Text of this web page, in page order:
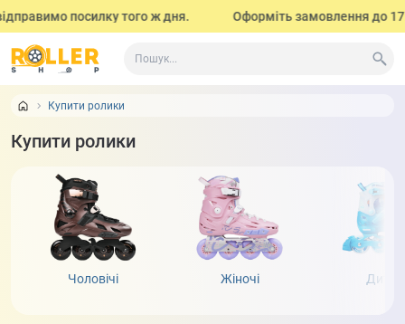
посилку того ж дня. Оформіть замовлення до 17:00 (з
Купити ролики
Купити ролики
Чоловічі Жіночі